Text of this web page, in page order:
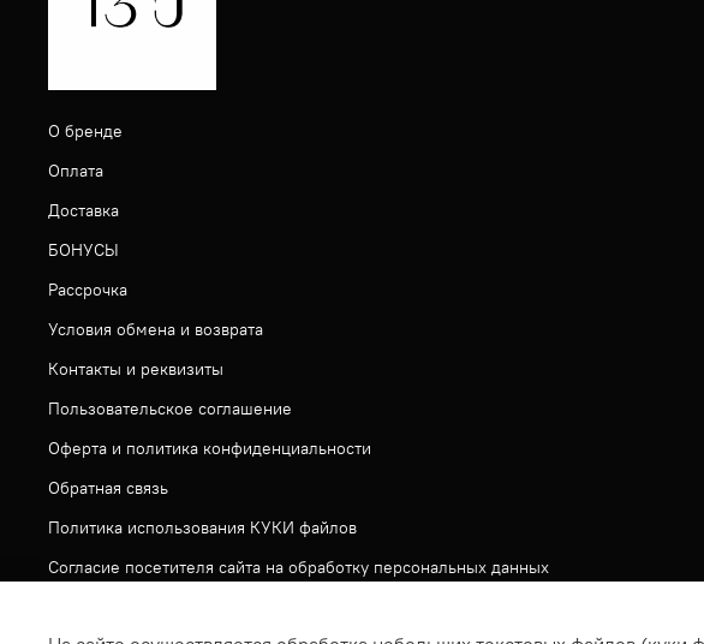
О бренде
Оплата
Доставка
БОНУСЫ
Рассрочка
Условия обмена и возврата
Контакты и реквизиты
Пользовательское соглашение
Оферта и политика конфиденциальности
Обратная связь
Политика использования КУКИ файлов
Согласие посетителя сайта на обработку персональных данных